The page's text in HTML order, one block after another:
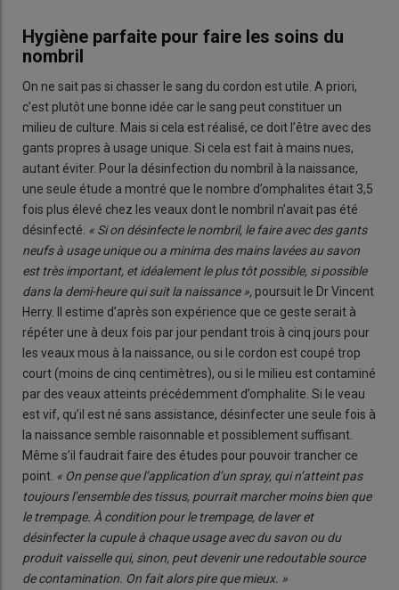
Hygiène parfaite pour faire les soins du
nombril
On ne sait pas si chasser le sang du cordon est utile. A priori,
c’est plutôt une bonne idée car le sang peut constituer un
milieu de culture. Mais si cela est réalisé, ce doit l’être avec des
gants propres à usage unique. Si cela est fait à mains nues,
autant éviter. Pour la désinfection du nombril à la naissance,
une seule étude a montré que le nombre d’omphalites était 3,5
fois plus élevé chez les veaux dont le nombril n’avait pas été
désinfecté. « Si on désinfecte le nombril, le faire avec des gants
neufs à usage unique ou a minima des mains lavées au savon
est très important, et idéalement le plus tôt possible, si possible
dans la demi-heure qui suit la naissance », poursuit le Dr Vincent
Herry. Il estime d’après son expérience que ce geste serait à
répéter une à deux fois par jour pendant trois à cinq jours pour
les veaux mous à la naissance, ou si le cordon est coupé trop
court (moins de cinq centimètres), ou si le milieu est contaminé
par des veaux atteints précédemment d’omphalite. Si le veau
est vif, qu’il est né sans assistance, désinfecter une seule fois à
la naissance semble raisonnable et possiblement suffisant.
Même s’il faudrait faire des études pour pouvoir trancher ce
point. « On pense que l’application d’un spray, qui n’atteint pas
toujours l’ensemble des tissus, pourrait marcher moins bien que
le trempage. À condition pour le trempage, de laver et
désinfecter la cupule à chaque usage avec du savon ou du
produit vaisselle qui, sinon, peut devenir une redoutable source
de contamination. On fait alors pire que mieux. »